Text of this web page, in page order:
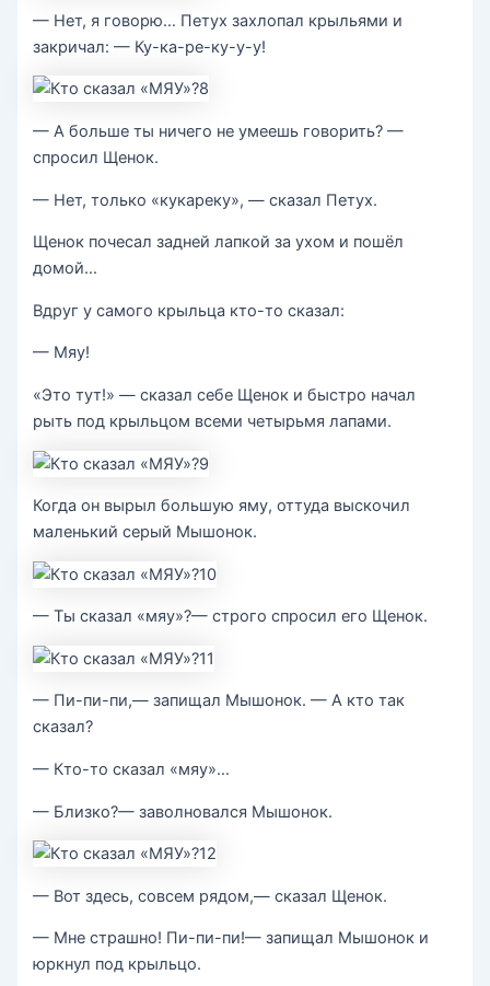
— Нет, я говорю… Петух захлопал крыльями и
закричал: — Ку-ка-ре-ку-у-у!
— А больше ты ничего не умеешь говорить? —
спросил Щенок.
— Нет, только «кукареку», — сказал Петух.
Щенок почесал задней лапкой за ухом и пошёл
домой…
Вдруг у самого крыльца кто-то сказал:
— Мяу!
«Это тут!» — сказал себе Щенок и быстро начал
рыть под крыльцом всеми четырьмя лапами.
Когда он вырыл большую яму, оттуда выскочил
маленький серый Мышонок.
— Ты сказал «мяу»?— строго спросил его Щенок.
— Пи-пи-пи,— запищал Мышонок. — А кто так
сказал?
— Кто-то сказал «мяу»…
— Близко?— заволновался Мышонок.
— Вот здесь, совсем рядом,— сказал Щенок.
— Мне страшно! Пи-пи-пи!— запищал Мышонок и
юркнул под крыльцо.